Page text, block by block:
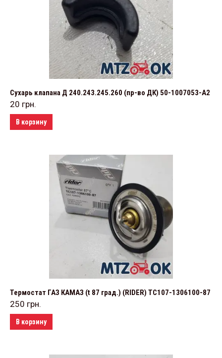
Сухарь клапана Д 240.243.245.260 (пр-во ДК) 50-1007053-А2
20 грн.
В корзину
Термостат ГАЗ КАМАЗ (t 87 град.) (RIDER) TС107-1306100-87
250 грн.
В корзину